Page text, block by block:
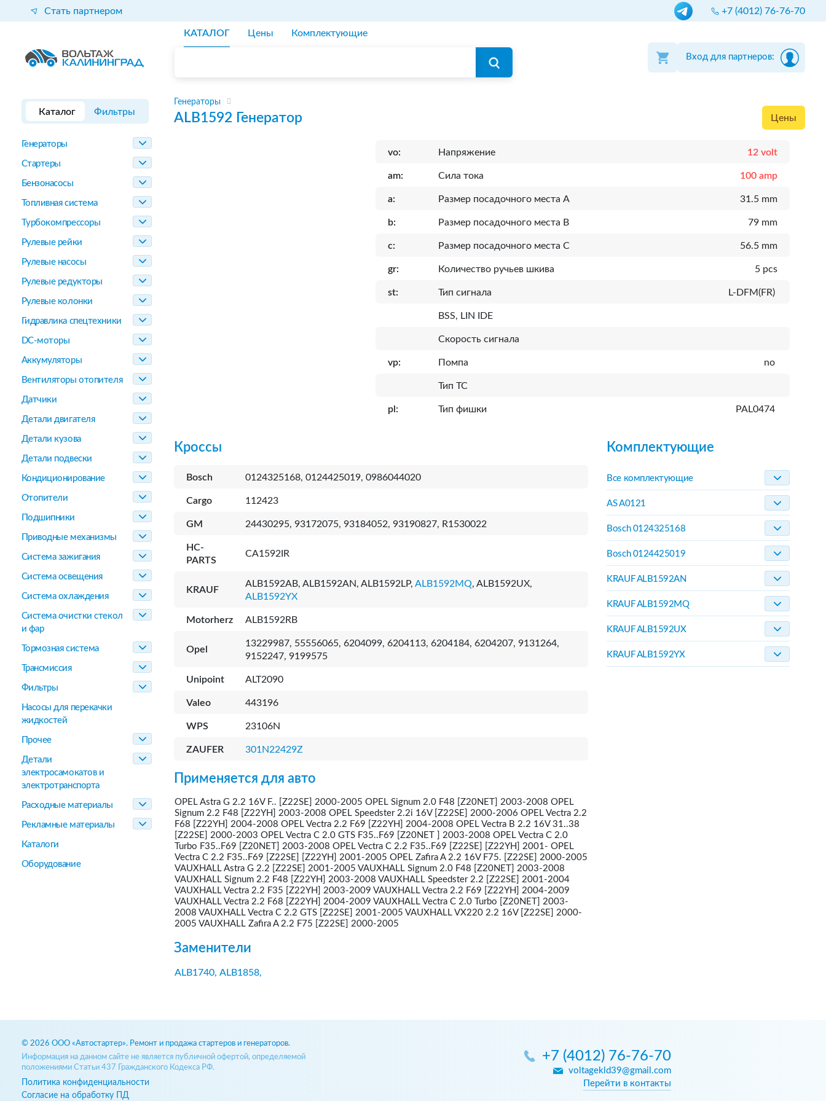
Стать партнером +7 (4012) 76-76-70
КАТАЛОГ Цены Комплектующие
Вход для партнеров:
Каталог Фильтры
Генераторы
Стартеры
Бензонасосы
Топливная система
Турбокомпрессоры
Рулевые рейки
Рулевые насосы
Рулевые редукторы
Рулевые колонки
Гидравлика спецтехники
DC-моторы
Аккумуляторы
Вентиляторы отопителя
Датчики
Детали двигателя
Детали кузова
Детали подвески
Кондиционирование
Отопители
Подшипники
Приводные механизмы
Система зажигания
Система освещения
Система охлаждения
Система очистки стекол
и фар
Тормозная система
Трансмиссия
Фильтры
Насосы для перекачки
жидкостей
Прочее
Детали
электросамокатов и
электротранспорта
Расходные материалы
Рекламные материалы
Каталоги
Оборудование
Генераторы
ALB1592 Генератор Цены
vo: Напряжение 12 volt
am: Сила тока 100 amp
a: Размер посадочного места A 31.5 mm
b: Размер посадочного места B 79 mm
c: Размер посадочного места C 56.5 mm
gr: Количество ручьев шкива 5 pcs
st: Тип сигнала L-DFM(FR)
BSS, LIN IDE
Скорость сигнала
vp: Помпа no
Тип ТС
pl: Тип фишки PAL0474
Кроссы
Bosch 0124325168, 0124425019, 0986044020
Cargo 112423
GM 24430295, 93172075, 93184052, 93190827, R1530022
HC-
PARTS
CA1592IR
KRAUF
ALB1592AB, ALB1592AN, ALB1592LP, ALB1592MQ, ALB1592UX,
ALB1592YX
Motorherz ALB1592RB
Opel
13229987, 55556065, 6204099, 6204113, 6204184, 6204207, 9131264,
9152247, 9199575
Unipoint ALT2090
Valeo 443196
WPS 23106N
ZAUFER 301N22429Z
Применяется для авто
OPEL Astra G 2.2 16V F.. [Z22SE] 2000-2005 OPEL Signum 2.0 F48 [Z20NET] 2003-2008 OPEL
Signum 2.2 F48 [Z22YH] 2003-2008 OPEL Speedster 2.2i 16V [Z22SE] 2000-2006 OPEL Vectra 2.2
F68 [Z22YH] 2004-2008 OPEL Vectra 2.2 F69 [Z22YH] 2004-2008 OPEL Vectra B 2.2 16V 31..38
[Z22SE] 2000-2003 OPEL Vectra C 2.0 GTS F35..F69 [Z20NET ] 2003-2008 OPEL Vectra C 2.0
Turbo F35..F69 [Z20NET] 2003-2008 OPEL Vectra C 2.2 F35..F69 [Z22SE] [Z22YH] 2001- OPEL
Vectra C 2.2 F35..F69 [Z22SE] [Z22YH] 2001-2005 OPEL Zafira A 2.2 16V F75. [Z22SE] 2000-2005
VAUXHALL Astra G 2.2 [Z22SE] 2001-2005 VAUXHALL Signum 2.0 F48 [Z20NET] 2003-2008
VAUXHALL Signum 2.2 F48 [Z22YH] 2003-2008 VAUXHALL Speedster 2.2 [Z22SE] 2001-2004
VAUXHALL Vectra 2.2 F35 [Z22YH] 2003-2009 VAUXHALL Vectra 2.2 F69 [Z22YH] 2004-2009
VAUXHALL Vectra 2.2 F68 [Z22YH] 2004-2009 VAUXHALL Vectra C 2.0 Turbo [Z20NET] 2003-
2008 VAUXHALL Vectra C 2.2 GTS [Z22SE] 2001-2005 VAUXHALL VX220 2.2 16V [Z22SE] 2000-
2005 VAUXHALL Zafira A 2.2 F75 [Z22SE] 2000-2005
Заменители
ALB1740, ALB1858,
Комплектующие
Все комплектующие
AS A0121
Bosch 0124325168
Bosch 0124425019
KRAUF ALB1592AN
KRAUF ALB1592MQ
KRAUF ALB1592UX
KRAUF ALB1592YX
© 2026 ООО «Автостартер». Ремонт и продажа стартеров и генераторов.
Информация на данном сайте не является публичной офертой, определяемой
положениями Статьи 437 Гражданского Кодекса РФ.
Политика конфиденциальности
Согласие на обработку ПД
+7 (4012) 76-76-70
voltagekld39@gmail.com
Перейти в контакты